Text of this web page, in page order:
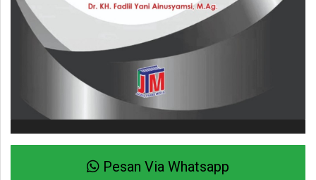
Pesan Via Whatsapp